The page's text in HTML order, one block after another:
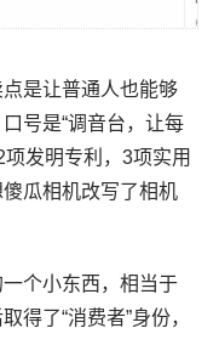
是让普通人也能够
号是“调音台，让每
发明专利，3项实用
瓜相机改写了相机
个小东西，相当于
得了“消费者”身份，